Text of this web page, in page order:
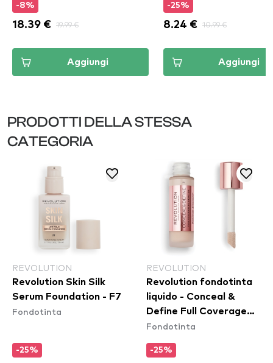
-8%
18.39 € 19.99 €
Aggiungi
-25%
8.24 € 10.99 €
Aggiungi
PRODOTTI DELLA STESSA
CATEGORIA
REVOLUTION
Revolution Skin Silk
Serum Foundation - F7
Fondotinta
-25%
REVOLUTION
Revolution fondotinta
liquido - Conceal &
Define Full Coverage
Foundation - F1
Fondotinta
-25%